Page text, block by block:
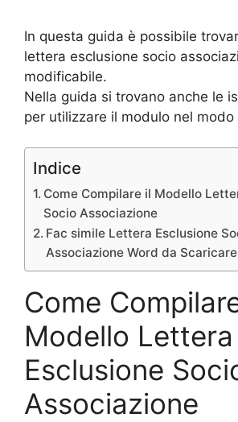
In questa guida è possibile
lettera esclusione socio
modificabile.
Nella guida si trovano anche le
per utilizzare il modulo nel
Indice
Come Compilare il Modello
Socio Associazione
Fac simile Lettera Esclusione
Associazione Word da Scaricare
Come
Modello Lettera
Esclusione
Associazione